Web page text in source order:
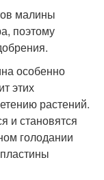
малины
поэтому
особенно
этих
растений.
и становятся
голодании